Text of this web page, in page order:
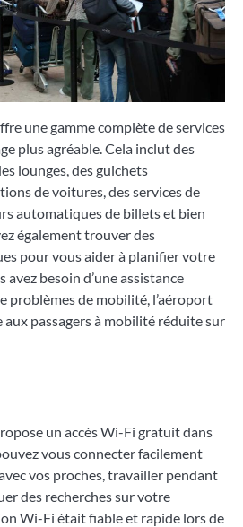
une gamme complète de services
plus agréable. Cela inclut des
lounges, des guichets
de voitures, des services de
automatiques de billets et bien
également trouver des
pour vous aider à planifier votre
avez besoin d’une assistance
problèmes de mobilité, l’aéroport
aux passagers à mobilité réduite sur
un accès Wi-Fi gratuit dans
vous connecter facilement
vos proches, travailler pendant
des recherches sur votre
Wi-Fi était fiable et rapide lors de